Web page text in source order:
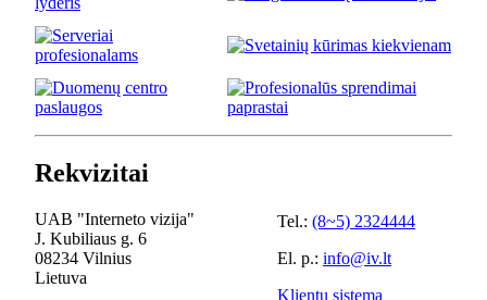
Rekvizitai
UAB "Interneto vizija"
J. Kubiliaus g. 6
08234 Vilnius
Lietuva
Tel.: (8~5) 2324444
El. p.: info@iv.lt
Klientų sistema